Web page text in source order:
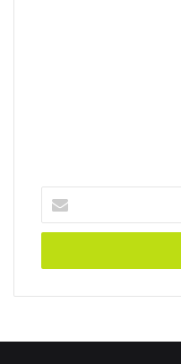
votre
adresse
mail